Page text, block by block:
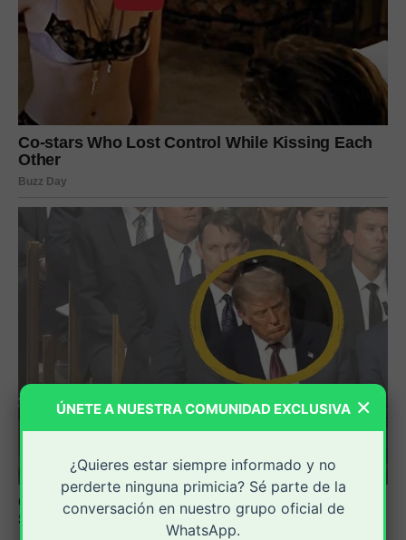
×
ÚNETE A NUESTRA COMUNIDAD EXCLUSIVA
¿Quieres estar siempre informado y no
perderte ninguna primicia? Sé parte de la
conversación en nuestro grupo oficial de
WhatsApp.